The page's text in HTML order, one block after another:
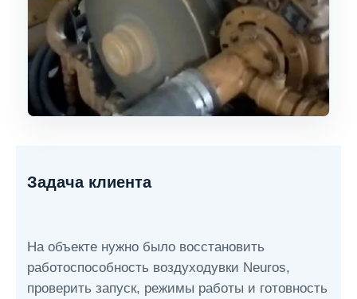
Задача клиента
На объекте нужно было восстановить
работоспособность воздуходувки Neuros,
проверить запуск, режимы работы и готовность